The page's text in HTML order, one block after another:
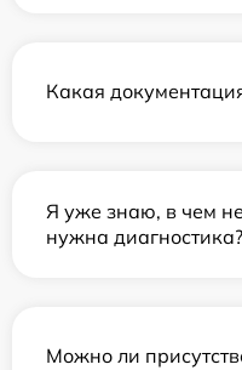
Какая
Я уже знаю, в чем
нужна диагностика?
Можно ли